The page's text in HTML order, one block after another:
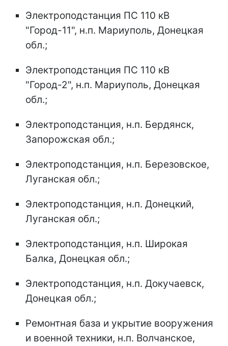
Электроподстанция ПС 110 кВ
"Город-11", н.п. Мариуполь, Донецкая
обл.;
Электроподстанция ПС 110 кВ
"Город-2", н.п. Мариуполь, Донецкая
обл.;
Электроподстанция, н.п. Бердянск,
Запорожская обл.;
Электроподстанция, н.п. Березовское,
Луганская обл.;
Электроподстанция, н.п. Донецкий,
Луганская обл.;
Электроподстанция, н.п. Широкая
Балка, Донецкая обл.;
Электроподстанция, н.п. Докучаевск,
Донецкая обл.;
Ремонтная база и укрытие вооружения
и военной техники, н.п. Волчанское,